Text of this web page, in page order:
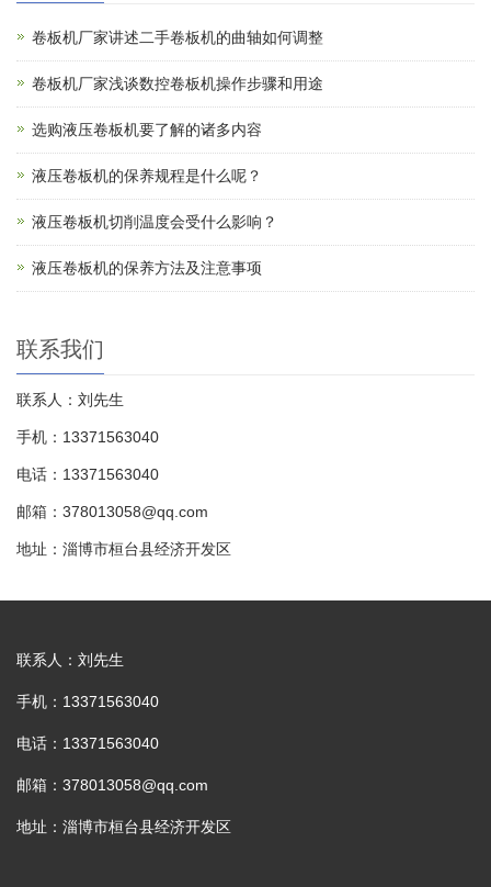
卷板机厂家讲述二手卷板机的曲轴如何调整
卷板机厂家浅谈数控卷板机操作步骤和用途
选购液压卷板机要了解的诸多内容
液压卷板机的保养规程是什么呢？
液压卷板机切削温度会受什么影响？
液压卷板机的保养方法及注意事项
联系我们
联系人：刘先生
手机：13371563040
电话：13371563040
邮箱：378013058@qq.com
地址：淄博市桓台县经济开发区
联系人：刘先生
手机：13371563040
电话：13371563040
邮箱：378013058@qq.com
地址：淄博市桓台县经济开发区